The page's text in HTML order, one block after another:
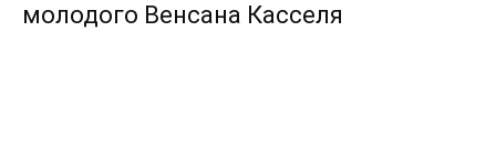
молодого Венсана Касселя